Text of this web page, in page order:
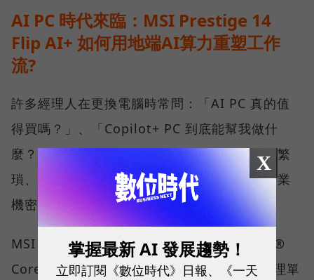
AI PC 時代來臨：MSI Prestige 14
Flip AI+ 如何用地端AI算力重塑工作
流?
許多經理人在更換電腦時常問：「AI PC 真的值
得買嗎？」、「Copilot+ PC 到底能幫我做什
麼？」答案不僅是運算跑得更快，而是將原先繁
瑣、耗時的行政庶務變得更高效，並能確保商業
機密不外洩。
MSI Prestige 14 Flip AI+ 搭載最新的 Intel®
Core™ Ultra X7 處理器，擁有強大的神經處理單
X
掌握最新 AI 發展趨勢！
立即訂閱《數位時代》日報、《一天